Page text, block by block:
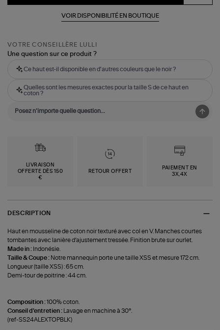
VOIR DISPONIBILITÉ EN BOUTIQUE
VOTRE CONSEILLÈRE LULLI
Une question sur ce produit ?
Ce haut est-il disponible en d'autres couleurs que le noir ?
Quelles sont les mesures exactes pour la taille S de ce haut en
coton ?
LIVRAISON
OFFERTE DÈS 150
€
RETOUR OFFERT
PAIEMENT EN
3X,4X
DESCRIPTION
Haut en mousseline de coton noir texturé avec col en V. Manches courtes
tombantes avec lanière d’ajustement tressée. Finition brute sur ourlet.
Made in : Indonésie.
Taille & Coupe : Notre mannequin porte une taille XSS et mesure 172 cm.
Longueur (taille XSS) : 65 cm.
Demi-tour de poitrine : 44 cm.
Composition :100% coton.
Conseil d'entretien :
Lavage en machine à 30°.
(ref-SS24ALEXTOPBLK)